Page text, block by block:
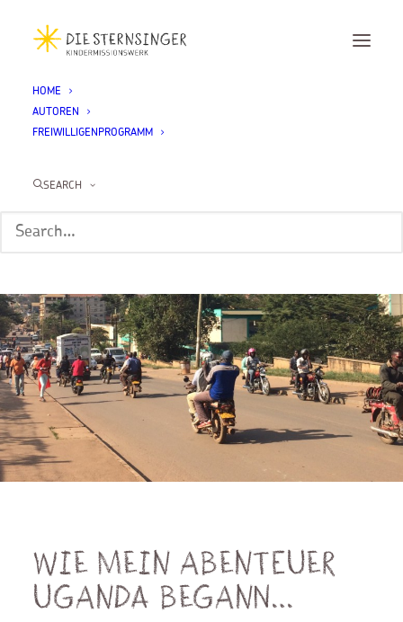
HOME
AUTOREN
FREIWILLIGENPROGRAMM
SEARCH
Wie mein Abenteuer
Uganda begann…